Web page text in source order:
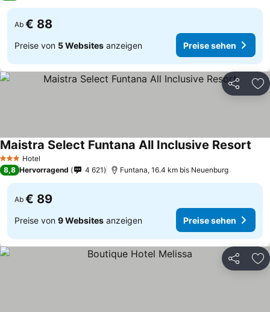
Ab € 88
Preise von 5 Websites anzeigen Preise sehen
Teilen
3 SterneHotel
Maistra Select Funtana All Inclusive Resort
8,8 Hervorragend 4 621 Funtana, 16.4 km bis Neuenburg
Ab € 89
Preise von 9 Websites anzeigen Preise sehen
Teilen